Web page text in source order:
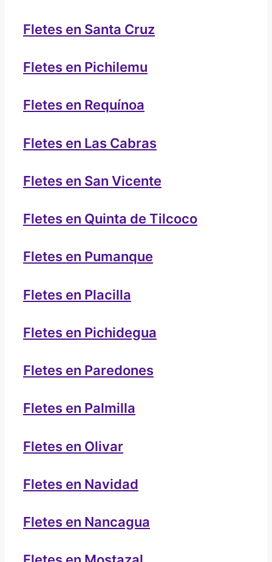
Fletes en Santa Cruz
Fletes en Pichilemu
Fletes en Requínoa
Fletes en Las Cabras
Fletes en San Vicente
Fletes en Quinta de Tilcoco
Fletes en Pumanque
Fletes en Placilla
Fletes en Pichidegua
Fletes en Paredones
Fletes en Palmilla
Fletes en Olivar
Fletes en Navidad
Fletes en Nancagua